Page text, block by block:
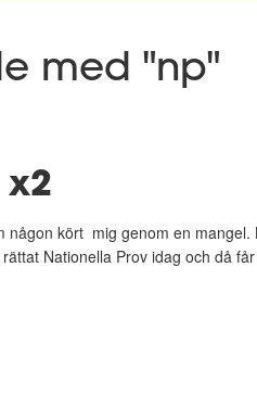
med "np"
någon kört mig genom en
Nationella Prov idag och då